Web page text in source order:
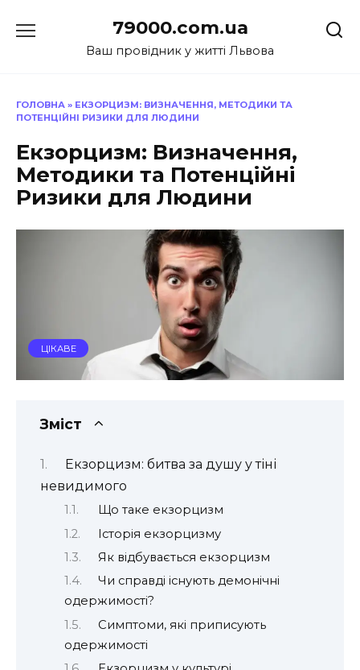
до
79000.com.ua
Ваш провідник у житті Львова
ГОЛОВНА » ЕКЗОРЦИЗМ: ВИЗНАЧЕННЯ, МЕТОДИКИ ТА
ПОТЕНЦІЙНІ РИЗИКИ ДЛЯ ЛЮДИНИ
Екзорцизм: Визначення,
Методики та Потенційні
Ризики для Людини
ЦІКАВЕ
Зміст
Екзорцизм: битва за душу у тіні
невидимого
Що таке екзорцизм
Історія екзорцизму
Як відбувається екзорцизм
Чи справді існують демонічні
одержимості?
Симптоми, які приписують
одержимості